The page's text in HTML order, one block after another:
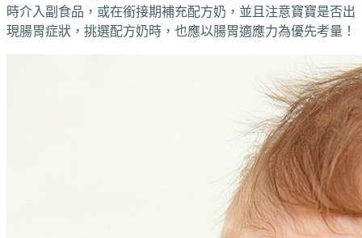
時介入副食品，或在銜接期補充配方奶，並且注意寶寶是否出
現腸胃症狀，挑選配方奶時，也應以腸胃適應力為優先考量！